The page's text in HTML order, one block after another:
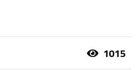
1015